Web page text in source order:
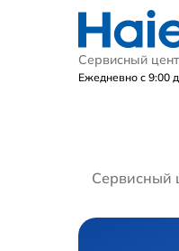
Сервисный
Ежедневно с 9:00
Сервисный